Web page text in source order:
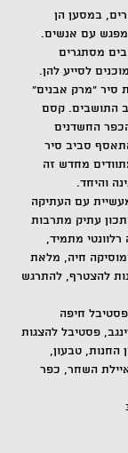
במסען הן
עם אנשים.
מסתגרים
לסייע להן.
סיר "מרק אבנים"
התושבים. קסם
החשדנים
סביב סיר
מחדש זה
והיחד.
עם העתיקה
עתיק מתרבות
מתמיד,
חיה, מלאת
להצטרף, להתרגש
חיפה
פסטיבל להצגות
החנות, טבעון,
השחר, כפר